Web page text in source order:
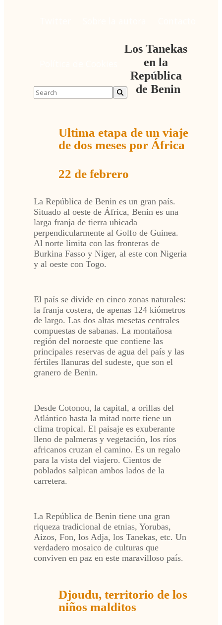
Los Tanekas
en la
República
de Benin
Ultima etapa de un viaje
de dos meses por África
22 de febrero
La República de Benin es un gran país.
Situado al oeste de África, Benin es una
larga franja de tierra ubicada
perpendicularmente al Golfo de Guinea.
Al norte limita con las fronteras de
Burkina Fasso y Niger, al este con Nigeria
y al oeste con Togo.
El país se divide en cinco zonas naturales:
la franja costera, de apenas 124 kiómetros
de largo. Las dos altas mesetas centrales
compuestas de sabanas. La montañosa
región del noroeste que contiene las
principales reservas de agua del país y las
fértiles llanuras del sudeste, que son el
granero de Benin.
Desde Cotonou, la capital, a orillas del
Atlántico hasta la mitad norte tiene un
clima tropical. El paisaje es exuberante
lleno de palmeras y vegetación, los ríos
africanos cruzan el camino. Es un regalo
para la vista del viajero. Cientos de
poblados salpican ambos lados de la
carretera.
La República de Benin tiene una gran
riqueza tradicional de etnias, Yorubas,
Aizos, Fon, los Adja, los Tanekas, etc. Un
verdadero mosaico de culturas que
conviven en paz en este maravilloso país.
Djoudu, territorio de los
niños malditos